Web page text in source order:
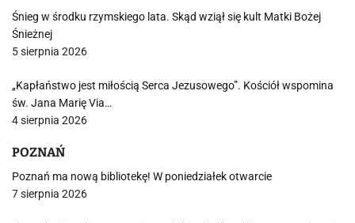
Śnieg w środku rzymskiego lata. Skąd wziął się kult Matki Bożej
Śnieżnej
5 sierpnia 2026
„Kapłaństwo jest miłością Serca Jezusowego”. Kościół wspomina
św. Jana Marię Via…
4 sierpnia 2026
POZNAŃ
Poznań ma nową bibliotekę! W poniedziałek otwarcie
7 sierpnia 2026